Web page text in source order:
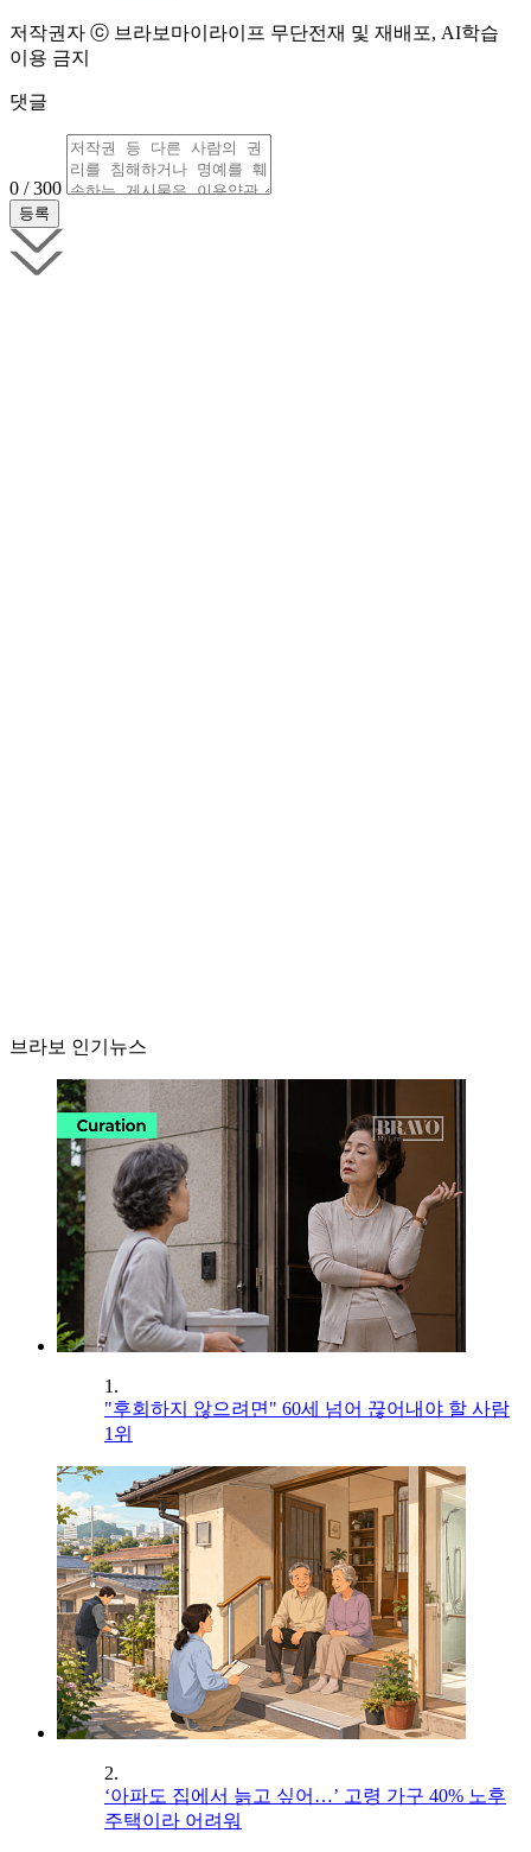
저작권자 ⓒ 브라보마이라이프 무단전재 및 재배포, AI학습
이용 금지
댓글
0 / 300
브라보 인기뉴스
1.
"후회하지 않으려면" 60세 넘어 끊어내야 할 사람
1위
2.
‘아파도 집에서 늙고 싶어…’ 고령 가구 40% 노후
주택이라 어려워